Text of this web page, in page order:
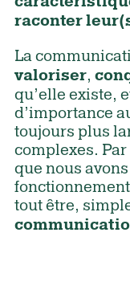
raconter
La
valoriser,
qu’elle existe,
d’importance
toujours plus
complexes. Par
que nous
tout être,